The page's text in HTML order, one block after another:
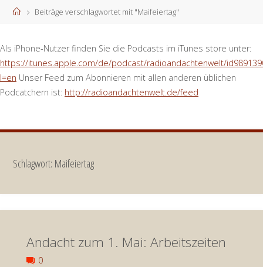
StartBeiträge verschlagwortet mit "Maifeiertag"
Als iPhone-Nutzer finden Sie die Podcasts im iTunes store unter:
https://itunes.apple.com/de/podcast/radioandachtenwelt/
l=en Unser Feed zum Abonnieren mit allen anderen üblichen
Podcatchern ist: http://radioandachtenwelt.de/feed
Schlagwort: Maifeiertag
Andacht zum 1. Mai: Arbeitszeiten
0